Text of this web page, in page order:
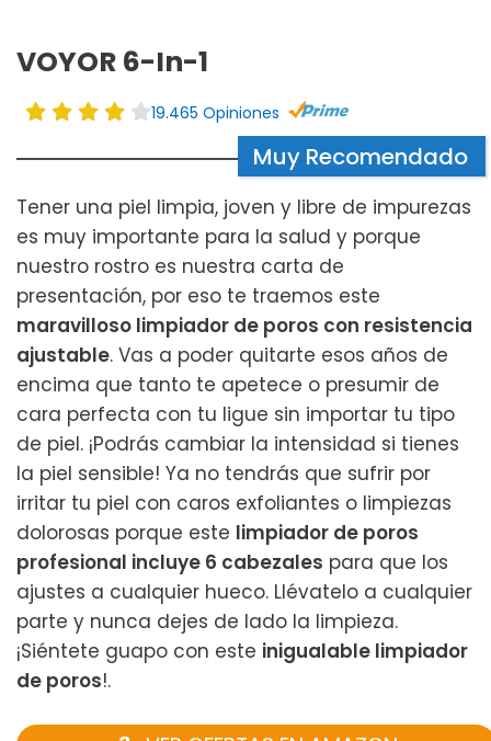
VOYOR 6-In-1
19.465 Opiniones
Muy Recomendado
Tener una piel limpia, joven y libre de impurezas
es muy importante para la salud y porque
nuestro rostro es nuestra carta de
presentación, por eso te traemos este
maravilloso limpiador de poros con resistencia
ajustable. Vas a poder quitarte esos años de
encima que tanto te apetece o presumir de
cara perfecta con tu ligue sin importar tu tipo
de piel. ¡Podrás cambiar la intensidad si tienes
la piel sensible! Ya no tendrás que sufrir por
irritar tu piel con caros exfoliantes o limpiezas
dolorosas porque este limpiador de poros
profesional incluye 6 cabezales para que los
ajustes a cualquier hueco. Llévatelo a cualquier
parte y nunca dejes de lado la limpieza.
¡Siéntete guapo con este inigualable limpiador
de poros!.